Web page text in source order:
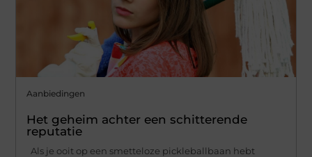
Aanbiedingen
Het geheim achter een schitterende
reputatie
Als je ooit op een smetteloze pickleballbaan hebt